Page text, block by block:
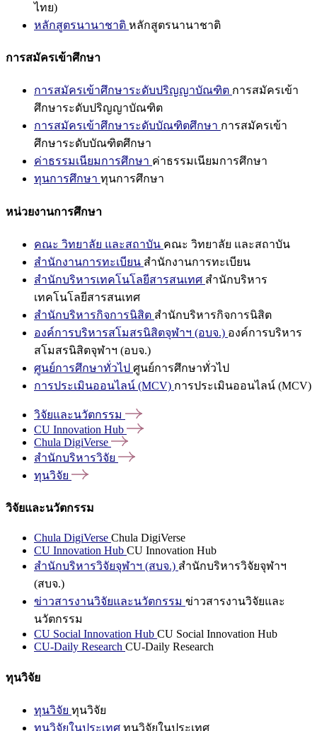
ไทย)
หลักสูตรนานาชาติ หลักสูตรนานาชาติ
การสมัครเข้าศึกษา
การสมัครเข้าศึกษาระดับปริญญาบัณฑิต การสมัครเข้า
ศึกษาระดับปริญญาบัณฑิต
การสมัครเข้าศึกษาระดับบัณฑิตศึกษา การสมัครเข้า
ศึกษาระดับบัณฑิตศึกษา
ค่าธรรมเนียมการศึกษา ค่าธรรมเนียมการศึกษา
ทุนการศึกษา ทุนการศึกษา
หน่วยงานการศึกษา
คณะ วิทยาลัย และสถาบัน คณะ วิทยาลัย และสถาบัน
สำนักงานการทะเบียน สำนักงานการทะเบียน
สำนักบริหารเทคโนโลยีสารสนเทศ สำนักบริหาร
เทคโนโลยีสารสนเทศ
สำนักบริหารกิจการนิสิต สำนักบริหารกิจการนิสิต
องค์การบริหารสโมสรนิสิตจุฬาฯ (อบจ.) องค์การบริหาร
สโมสรนิสิตจุฬาฯ (อบจ.)
ศูนย์การศึกษาทั่วไป ศูนย์การศึกษาทั่วไป
การประเมินออนไลน์ (MCV) การประเมินออนไลน์ (MCV)
วิจัยและนวัตกรรม
CU Innovation Hub
Chula DigiVerse
สำนักบริหารวิจัย
ทุนวิจัย
วิจัยและนวัตกรรม
Chula DigiVerse Chula DigiVerse
CU Innovation Hub CU Innovation Hub
สำนักบริหารวิจัยจุฬาฯ (สบจ.) สำนักบริหารวิจัยจุฬาฯ
(สบจ.)
ข่าวสารงานวิจัยและนวัตกรรม ข่าวสารงานวิจัยและ
นวัตกรรม
CU Social Innovation Hub CU Social Innovation Hub
CU-Daily Research CU-Daily Research
ทุนวิจัย
ทุนวิจัย ทุนวิจัย
ทุนวิจัยในประเทศ ทุนวิจัยในประเทศ